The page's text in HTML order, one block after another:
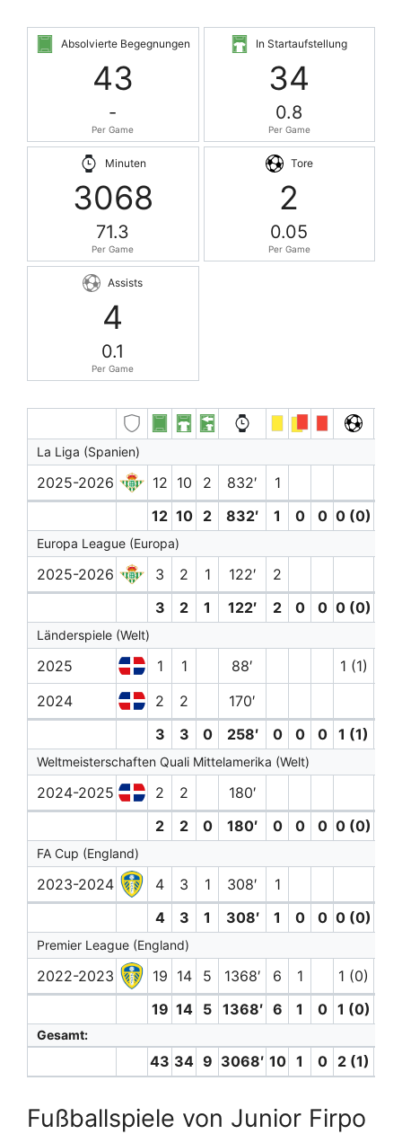
Absolvierte Begegnungen
43
-
Per Game
In Startaufstellung
34
0.8
Per Game
Minuten
3068
71.3
Per Game
Tore
2
0.05
Per Game
Assists
4
0.1
Per Game
La Liga (Spanien)
2025-2026 12 10 2 832′ 1
12 10 2 832′ 1 0 0 0 (0)
Europa League (Europa)
2025-2026 3 2 1 122′ 2
3
2 1 122′ 2 0 0 0 (0)
Länderspiele (Welt)
2025 1 1 88′
1 (1)
2024
2 2
170′
3
3 0 258′ 0 0 0 1 (1)
Weltmeisterschaften Quali Mittelamerika (Welt)
2024-2025 2 2 180′
2
2 0 180′ 0 0 0 0 (0)
FA Cup (England)
2023-2024 4 3 1 308′
1
4
3 1 308′ 1 0 0 0 (0)
Premier League (England)
2022-2023 19 14 5 1368′ 6 1 1 (0)
19 14 5 1368′ 6 1 0 1 (0)
Gesamt:
43 34 9 3068′ 10 1 0 2 (1)
Fußballspiele von Junior Firpo